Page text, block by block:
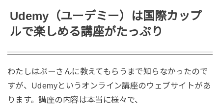
Udemy（ユーデミー）は国際カップ
ルで楽しめる講座がたっぷり
わたしはぷーさんに教えてもらうまで知らなかったので
すが、Udemyというオンライン講座のウェブサイトがあ
ります。講座の内容は本当に様々で、